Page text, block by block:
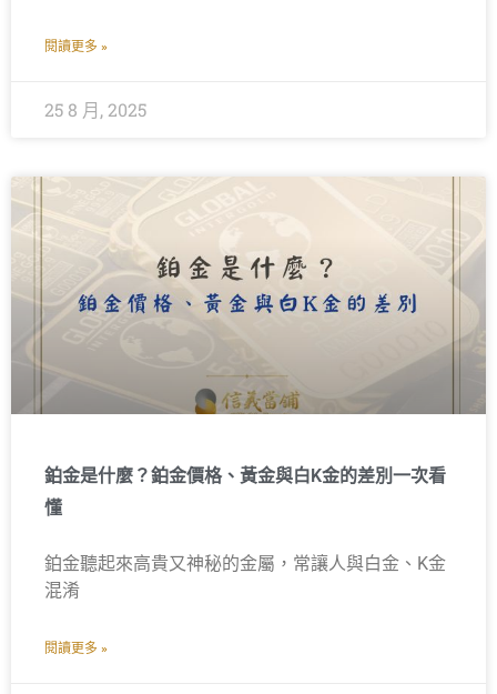
閱讀更多 »
25 8 月, 2025
鉑金是什麼？鉑金價格、黃金與白K金的差別一次看
懂
鉑金聽起來高貴又神秘的金屬，常讓人與白金、K金
混淆
閱讀更多 »